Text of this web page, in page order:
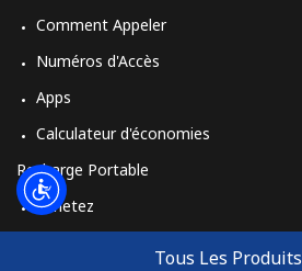
Tous Les Produits
Comment Appeler
Numéros d'Accès
Apps
Calculateur d'économies
Recharge Portable
Achetez